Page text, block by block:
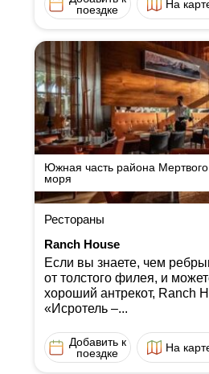
поездке
На
Южная часть района Мертвого
моря
Рестораны
Ranch House
Если вы знаете, чем
от толстого филея, и
хороший антрекот, Ranch
«Исротель ‒...
Добавить к
поездке
На